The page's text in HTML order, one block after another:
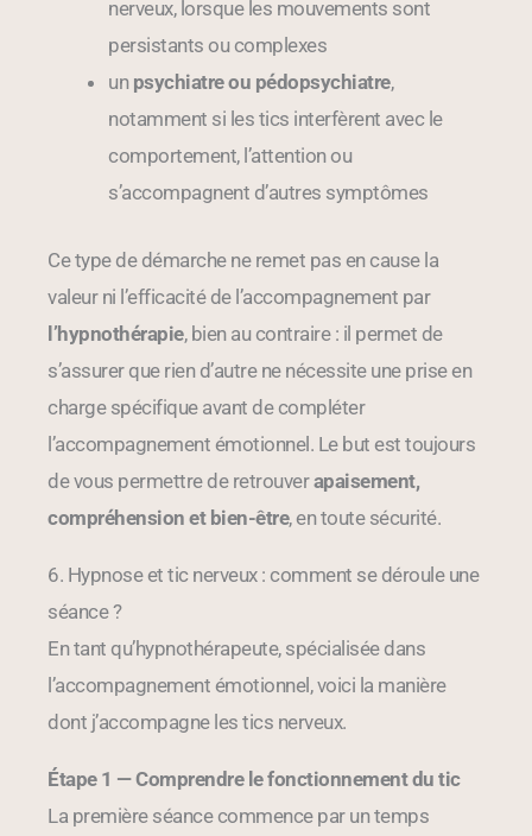
nerveux, lorsque les mouvements sont
persistants ou complexes
un psychiatre ou pédopsychiatre,
notamment si les tics interfèrent avec le
comportement, l’attention ou
s’accompagnent d’autres symptômes
Ce type de démarche ne remet pas en cause la
valeur ni l’efficacité de l’accompagnement par
l’hypnothérapie, bien au contraire : il permet de
s’assurer que rien d’autre ne nécessite une prise en
charge spécifique avant de compléter
l’accompagnement émotionnel. Le but est toujours
de vous permettre de retrouverapaisement,
compréhension et bien-être, en toute sécurité.
6. Hypnose et tic nerveux : comment se déroule une
séance ?
En tant qu’hypnothérapeute, spécialisée dans
l’accompagnement émotionnel, voici la manière
dont j’accompagne les tics nerveux.
Étape 1 — Comprendre le fonctionnement du tic
La première séance commence par un temps